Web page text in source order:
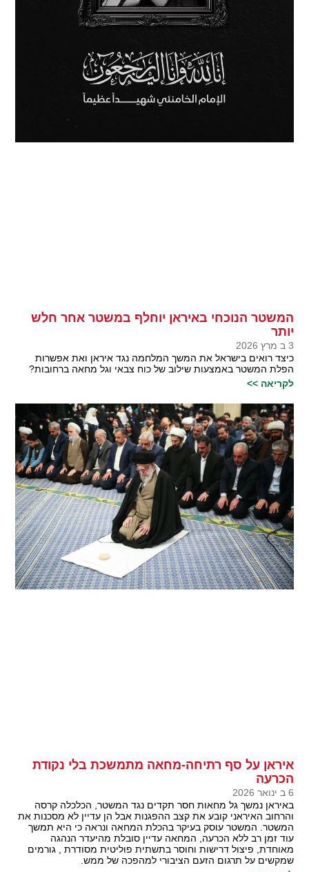
המשטר הנוכחי באיראן יוחלף במשטר אחר חלש
יותר
3 ב מרץ 2026
כיצד רואים בישראל את המשך המלחמה נגד איראן ואת אפשרות
הפלת המשטר באמצעות שילוב של כוח צבאי וגל מחאה ברחובות?
לקריאה >>
איראן על סף רתיחה-מחאה מתמשכת בלי נקודת
הכרעה
6 ב ינואר 2026
באיראן נמשך גל מחאות חסר תקדים נגד המשטר, הכלכלה קרסה
והרחוב האיראני קובע את קצב ההפגנות אבל הן עדיין לא מסכנות את
המשטר. המשטר עוסק בעיקר בהכלת המחאה ונראה כי היא תמשך
עוד זמן רב ללא הכרעה, המחאה עדיין סובלת מהיעדר הנהגה
מאוחדת, פיצול דרישות וחוסר בתשתית פוליטית מסודרת , גורמים
שמקשים על תרגום הזעם הציבורי למהפכה של ממש.